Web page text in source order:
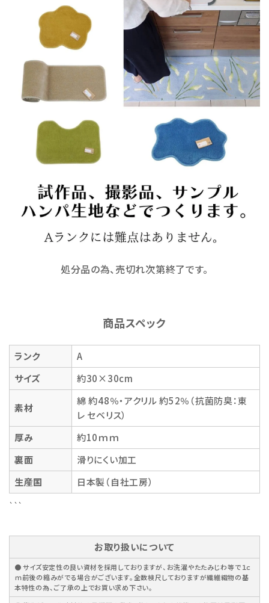
処分品の為、売切れ次第終了です。
商品スペック
ランク
A
サイズ
約30×30cm
素材
綿 約48％・アクリル 約52％（抗菌防臭：東
レ セベリス）
厚み
約10ｍｍ
裏面
滑りにくい加工
生産国
日本製（自社工房）
```
お取り扱いについて
● サイズ安定性の良い資材を採用しておりますが、お洗濯やたたみじわ等で１ｃ
ｍ前後の縮みがでる場合がございます。全数検尺しておりますが繊維織物の基
本特性の為、ご了承の上でお買い求め下さい。